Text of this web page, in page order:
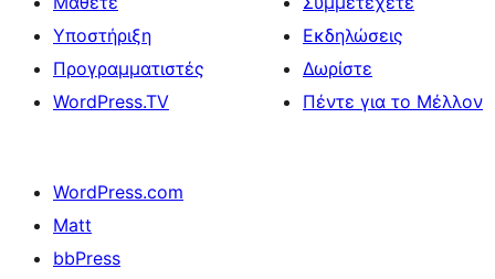
Υποστήριξη
Προγραμματιστές
WordPress.TV
Εκδηλώσεις
Δωρίστε
Πέντε για το Μέλλον
WordPress.com
Matt
bbPress